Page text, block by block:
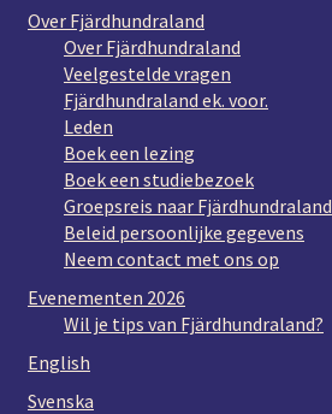
Over Fjärdhundraland
Over Fjärdhundraland
Veelgestelde vragen
Fjärdhundraland ek. voor.
Leden
Boek een lezing
Boek een studiebezoek
Groepsreis naar Fjärdhundraland
Beleid persoonlijke gegevens
Neem contact met ons op
Evenementen 2026
Wil je tips van Fjärdhundraland?
English
Svenska